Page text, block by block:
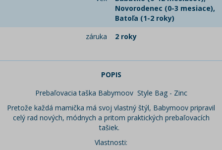
Novorodenec (0-3 mesiace),
Batoľa (1-2 roky)
záruka
2 roky
POPIS
Prebaľovacia taška Babymoov Style Bag - Zinc
Pretože každá mamička má svoj vlastný štýl, Babymoov pripravil
celý rad nových, módnych a pritom praktických prebaľovacích
tašiek.
Vlastnosti: